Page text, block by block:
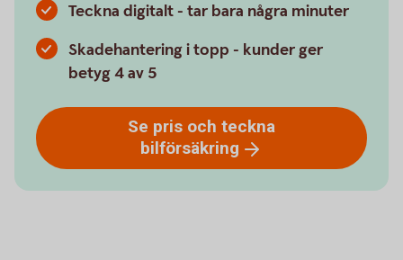
Teckna digitalt - tar bara några minuter
Skadehantering i topp - kunder ger
betyg 4 av 5
Se pris och teckna
bilförsäkring